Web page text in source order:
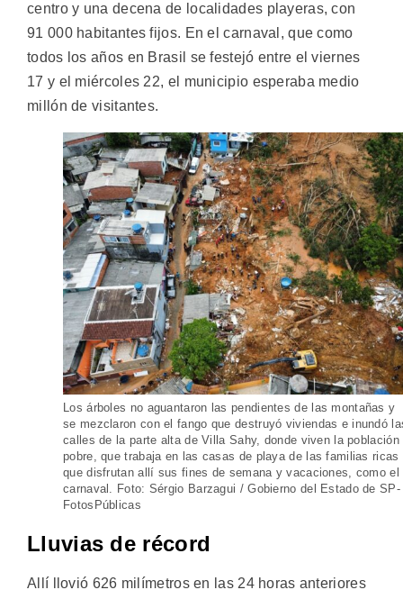
centro y una decena de localidades playeras, con
91 000 habitantes fijos. En el carnaval, que como
todos los años en Brasil se festejó entre el viernes
17 y el miércoles 22, el municipio esperaba medio
millón de visitantes.
Los árboles no aguantaron las pendientes de las montañas y
se mezclaron con el fango que destruyó viviendas e inundó
calles de la parte alta de Villa Sahy, donde viven la población
pobre, que trabaja en las casas de playa de las familias ricas
que disfrutan allí sus fines de semana y vacaciones, como el
carnaval. Foto: Sérgio Barzagui / Gobierno del Estado de SP-
FotosPúblicas
Lluvias de récord
Allí llovió 626 milímetros en las 24 horas anteriores